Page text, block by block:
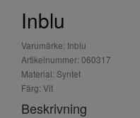
Inblu
Varumärke: Inblu
Artikelnummer: 060317
Material: Syntet
Färg: Vit
Beskrivning